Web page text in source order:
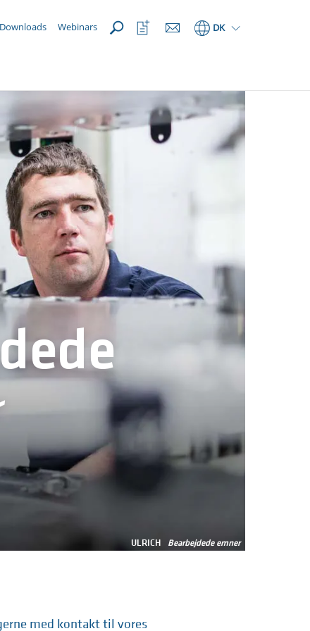
Downloads Webinars DK
Åbn
favoritliste
ULRICH Bearbejdede emner
med kontakt til vores